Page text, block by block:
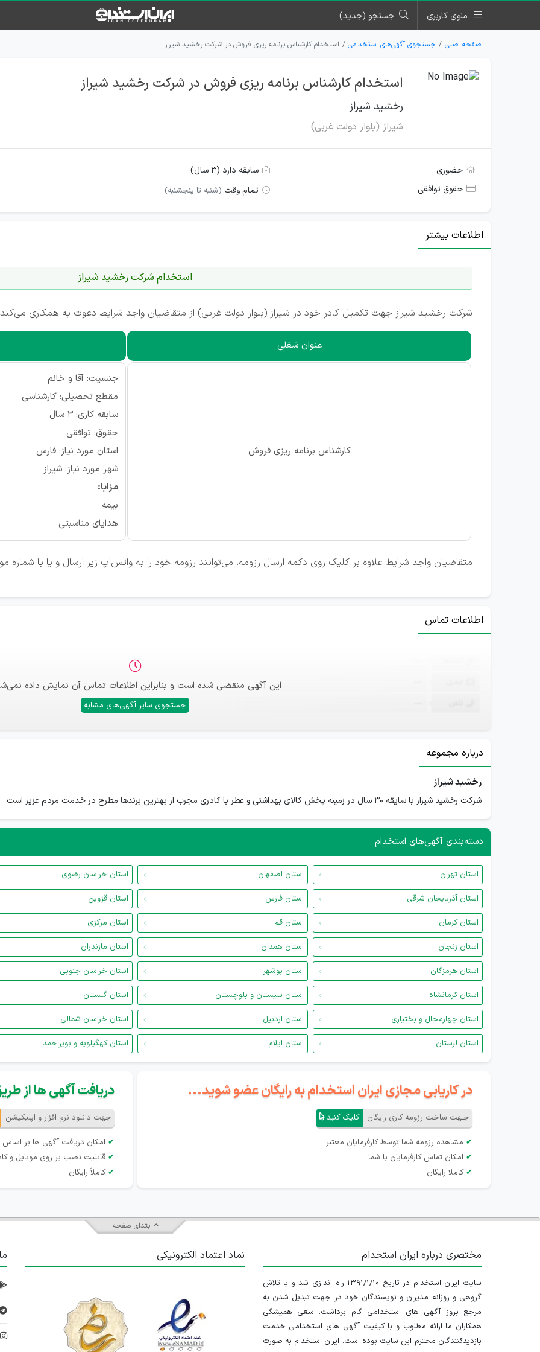
منوی کاربری جستجو (جدید)
صفحه اصلی جستجوی آگهی‌های استخدامی استخدام کارشناس برنامه ریزی فروش در شرکت رخشید شیراز
استخدام کارشناس برنامه ریزی فروش در شرکت رخشید شیراز
رخشید شیراز
شیراز (بلوار دولت غربی)
حضوری
سابقه دارد (۳ سال)
حقوق توافقی
تمام وقت (شنبه تا پنجشنبه)
اطلاعات بیشتر
استخدام شرکت رخشید شیراز
شرکت رخشید شیراز جهت تکمیل کادر خود در شیراز (بلوار دولت غربی) از متقاضیان واجد شرایط دعوت به همکاری
عنوان شغلی
کارشناس برنامه ریزی فروش
جنسیت: آقا و خانم
مقطع تحصیلی: کارشناسی
سابقه کاری: ۳ سال
حقوق: توافقی
استان مورد نیاز: فارس
شهر مورد نیاز: شیراز
مزایا:
بیمه
هدایای مناسبتی
متقاضیان واجد شرایط علاوه بر کلیک روی دکمه ارسال رزومه، می‌توانند رزومه خود را به واتس‌اپ زیر ارسال و یا با شماره
اطلاعات تماس
این آگهی منقضی شده است و بنابراین اطلاعات تماس آن نمایش داده
جستجوی سایر آگهی‌های مشابه
درباره مجموعه
رخشید شیراز
شرکت رخشید شیراز با سایقه 30 سال در زمینه پخش کالای بهداشتی و عطر با کادری مجرب از بهترین برندها مطرح در خدمت مردم عزیز است
دسته‌بندی آگهی‌های استخدام
استان تهران استان اصفهان استان خراسان رضوی
استان آذربایجان شرقی
استان فارس استان قزوین
استان کرمان
استان قم استان مرکزی
استان زنجان
استان همدان استان مازندران
استان هرمزگان
استان بوشهر استان خراسان جنوبی
استان کرمانشاه
استان سیستان و بلوچستان استان گلستان
استان چهارمحال و بختیاری
استان اردبیل استان خراسان شمالی
استان لرستان
استان ایلام استان کهگیلویه و بویراحمد
در کاریابی مجازی ایران استخدام به رایگان عضو شوید...
جـهت ساخت رزومه کاری رایگان کلیک کنید
✔ مشاهده رزومه شما توسط کارفرمایان معتبر
✔ امکان تماس کارفرمایان با شما
✔ کاملا رایگان
دریافت آگهی ها از
جهت دانلود نرم افزار و اپلیکیشن
✔ امکان دریافت آگهی ها بر
✔ قابلیت نصب بر روی موبایل و
✔ کاملاً رایگان
ابتدای صفحه
مختصری درباره ایران استخدام
سایت ایران استخدام در تاریخ ۱۳۹۱/۱/۱۰ راه اندازی شد و با تلاش
گروهی و روزانه مدیران و نویسندگان خود در جهت تبدیل شدن به
مرجع بروز آگهی های استخدامی گام برداشت. سعی همیشگی
همکاران ما ارائه مطلوب و با کیفیت آگهی های استخدامی خدمت
بازدیدکنندگان محترم این سایت بوده است. ایران استخدام به صورت
نماد اعتماد الکترونیکی